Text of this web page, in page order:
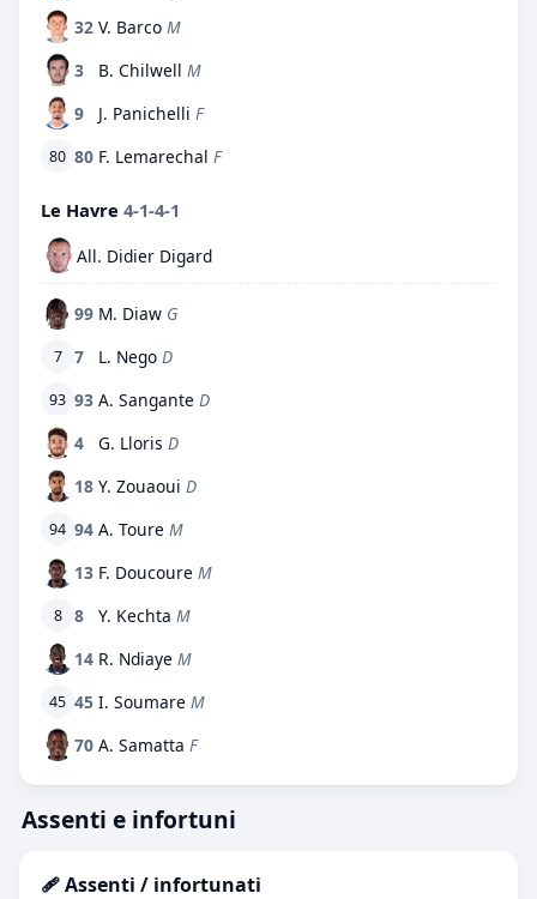
32 V. Barco M
3
B. Chilwell M
9
J. Panichelli F
80 80 F. Lemarechal F
Le Havre 4-1-4-1
All. Didier Digard
99 M. Diaw G
7 7 L. Nego D
93 93 A. Sangante D
4
G. Lloris D
18 Y. Zouaoui D
94 94 A. Toure M
13 F. Doucoure M
8 8 Y. Kechta M
14 R. Ndiaye M
45 45 I. Soumare M
70 A. Samatta F
Assenti e infortuni
🩹 Assenti / infortunati